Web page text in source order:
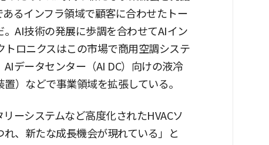
るインフラ領域で顧客に合わせたトー
AI技術の発展に歩調を合わせてAIイン
トロニクスはこの市場で商用空調システ
データセンター（AI DC）向けの液冷
）などで事業領域を拡張している。
ーシステムなど高度化されたHVACソ
、新たな成長機会が現れている」と